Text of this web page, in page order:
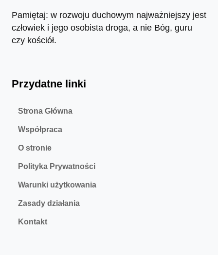
Pamiętaj: w rozwoju duchowym najważniejszy jest
człowiek i jego osobista droga, a nie Bóg, guru
czy kościół.
Przydatne linki
Strona Główna
Współpraca
O stronie
Polityka Prywatności
Warunki użytkowania
Zasady działania
Kontakt